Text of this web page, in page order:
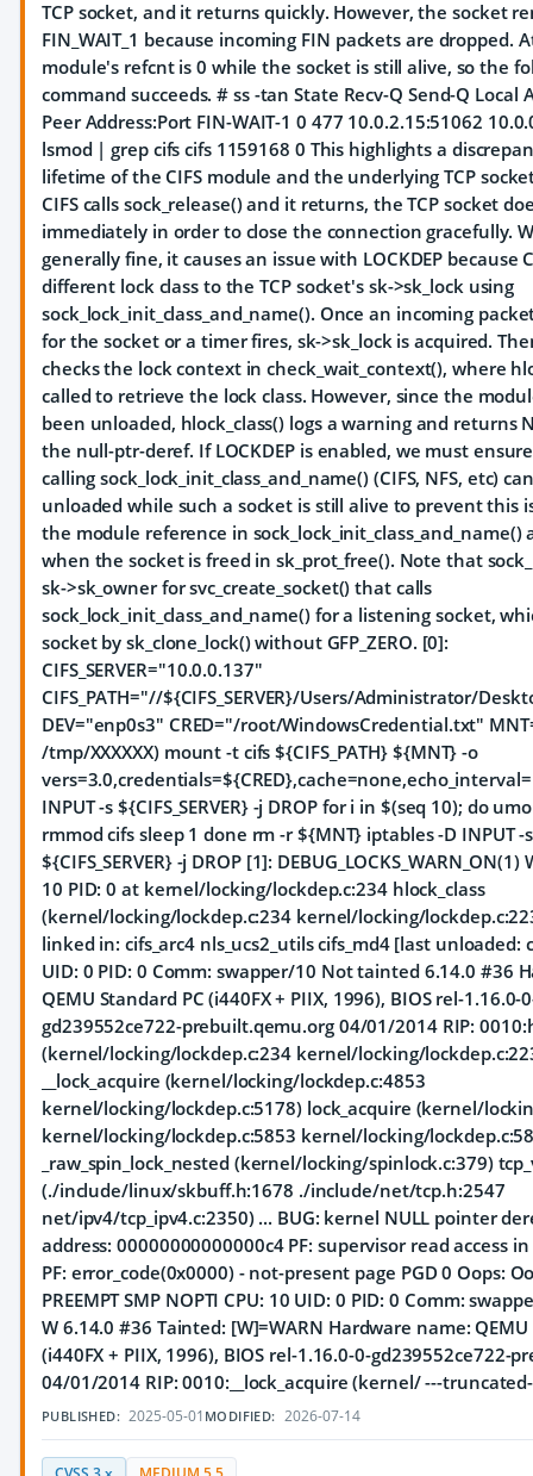
TCP socket, and it returns quickly. However, the socket
FIN_WAIT_1 because incoming FIN packets are dropped.
module's refcnt is 0 while the socket is still alive, so the
command succeeds. # ss -tan State Recv-Q Send-Q Local
Peer Address:Port FIN-WAIT-1 0 477 10.0.2.15:51062
lsmod | grep cifs cifs 1159168 0 This highlights a
lifetime of the CIFS module and the underlying TCP
CIFS calls sock_release() and it returns, the TCP socket
immediately in order to close the connection gracefully.
generally fine, it causes an issue with LOCKDEP because
different lock class to the TCP socket's sk->sk_lock using
sock_lock_init_class_and_name(). Once an incoming
for the socket or a timer fires, sk->sk_lock is acquired.
checks the lock context in check_wait_context(), where
called to retrieve the lock class. However, since the
been unloaded, hlock_class() logs a warning and returns
the null-ptr-deref. If LOCKDEP is enabled, we must
calling sock_lock_init_class_and_name() (CIFS, NFS, etc)
unloaded while such a socket is still alive to prevent this
the module reference in sock_lock_init_class_and_name()
when the socket is freed in sk_prot_free(). Note that
sk->sk_owner for svc_create_socket() that calls
sock_lock_init_class_and_name() for a listening socket,
socket by sk_clone_lock() without GFP_ZERO. [0]:
CIFS_SERVER="10.0.0.137"
CIFS_PATH="//${CIFS_SERVER}/Users/Administrator/
DEV="enp0s3" CRED="/root/WindowsCredential.txt"
/tmp/XXXXXX) mount -t cifs ${CIFS_PATH} ${MNT} -o
INPUT -s ${CIFS_SERVER} -j DROP for i in $(seq 10); do
rmmod cifs sleep 1 done rm -r ${MNT} iptables -D INPUT -s
${CIFS_SERVER} -j DROP [1]: DEBUG_LOCKS_WARN_ON(1)
10 PID: 0 at kernel/locking/lockdep.c:234 hlock_class
(kernel/locking/lockdep.c:234 kernel/locking/
linked in: cifs_arc4 nls_ucs2_utils cifs_md4 [last unloaded:
UID: 0 PID: 0 Comm: swapper/10 Not tainted 6.14.0 #36
QEMU Standard PC (i440FX + PIIX, 1996), BIOS rel-1.16.0-
gd239552ce722-prebuilt.qemu.org 04/01/2014 RIP:
(kernel/locking/lockdep.c:234 kernel/locking/
__lock_acquire (kernel/locking/lockdep.c:4853
kernel/locking/lockdep.c:5178) lock_acquire (kernel/
kernel/locking/lockdep.c:5853 kernel/locking/
_raw_spin_lock_nested (kernel/locking/spinlock.c:379)
(./include/linux/skbuff.h:1678 ./include/net/tcp.h:2547
net/ipv4/tcp_ipv4.c:2350) ... BUG: kernel NULL pointer
address: 00000000000000c4 PF: supervisor read access
PF: error_code(0x0000) - not-present page PGD 0 Oops:
PREEMPT SMP NOPTI CPU: 10 UID: 0 PID: 0 Comm:
W 6.14.0 #36 Tainted: [W]=WARN Hardware name: QEMU
(i440FX + PIIX, 1996), BIOS rel-1.16.0-0-gd239552ce722-
04/01/2014 RIP: 0010:__lock_acquire (kernel/ ---
PUBLISHED: 2025-05-01 MODIFIED: 2026-07-14